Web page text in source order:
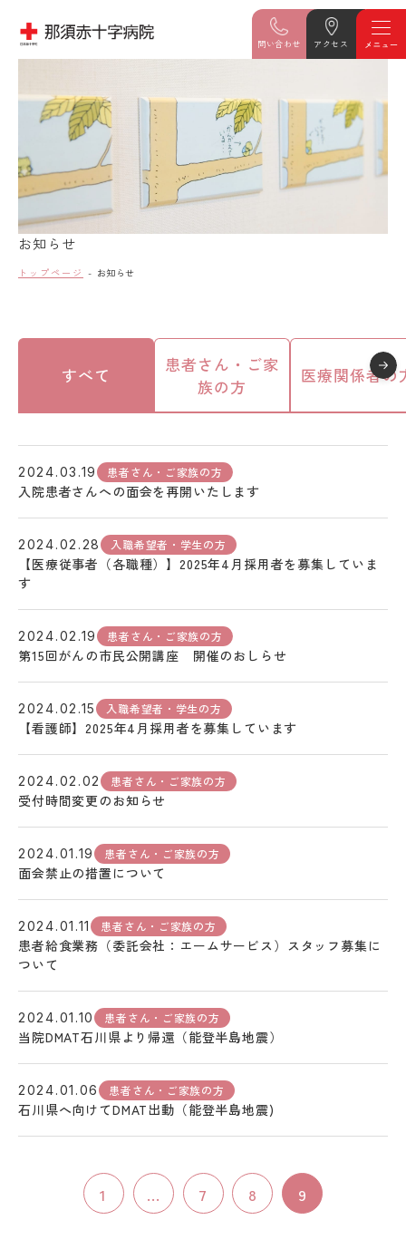
問い合わせ アクセス
お知らせ
トップページ お知らせ
すべて
患者さん・ご家
族の方
医療関係者の
2024.03.19 患者さん・ご家族の方
入院患者さんへの面会を再開いたします
2024.02.28 入職希望者・学生の方
【医療従事者（各職種）】2025年4月採用者を募集していま
す
2024.02.19 患者さん・ご家族の方
第15回がんの市民公開講座 開催のおしらせ
2024.02.15 入職希望者・学生の方
【看護師】2025年4月採用者を募集しています
2024.02.02 患者さん・ご家族の方
受付時間変更のお知らせ
2024.01.19 患者さん・ご家族の方
面会禁止の措置について
2024.01.11 患者さん・ご家族の方
患者給食業務（委託会社：エームサービス）スタッフ募集に
ついて
2024.01.10 患者さん・ご家族の方
当院DMAT石川県より帰還（能登半島地震）
2024.01.06 患者さん・ご家族の方
石川県へ向けてDMAT出動（能登半島地震)
1 ... 7 8 9